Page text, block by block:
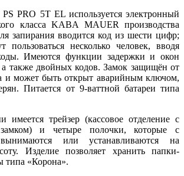
PRO 5T EL используется электронный
класса KABA MAUER производства
запирания вводится код из шести цифр;
пользоваться несколько человек, вводя
Имеются функции задержки и окон
а также двойных кодов. Замок защищён от
и может быть открыт аварийным ключом,
Питается от 9-ваттной батареи типа
имеется трейзер (кассовое отделение с
и четыре полочки, которые с
или устанавливаются на
Изделие позволяет хранить папки-
типа «Корона».